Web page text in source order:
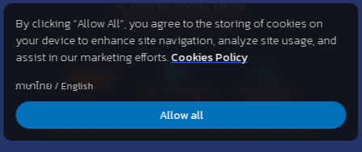
PLAYPARK SOCIAL MEDIA
ไม่พลาดทุกข่าวสารจาก PlayPark
©2007 KOG corporation . All Rights Reserved. ©2012 Asphere
Innovations Public Company Limited. All Rights Reserved.
By clicking “Allow All”, you agree to the storing of cookies on
your device to enhance site navigation, analyze site usage, and
assist in our marketing efforts.Cookies Policy
ภาษาไทย / English
Allow all